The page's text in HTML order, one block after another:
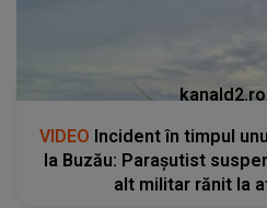
kanald2.ro
VIDEO Incident în timpul
la Buzău: Parașutist
alt militar rănit la